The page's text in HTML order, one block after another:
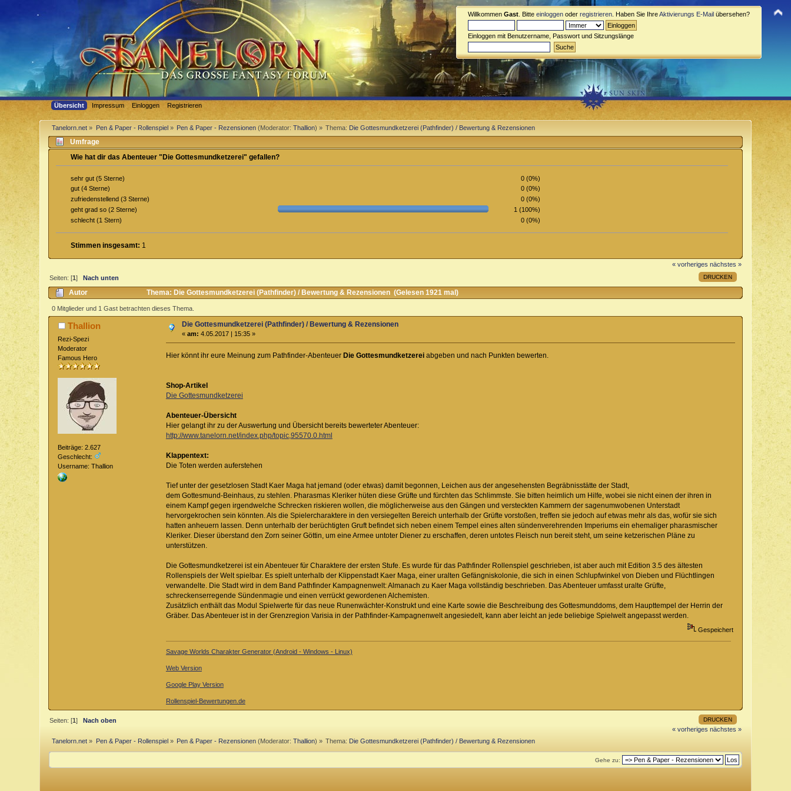
Willkommen Gast . Bitte einloggen oder registrieren . Haben Sie IhreAktivierungs E-Mail übersehen?
Einloggen mit Benutzername, Passwort und Sitzungslänge
Übersicht Impressum Einloggen Registrieren
Tanelorn.net » Pen & Paper - Rollenspiel» Pen & Paper - Rezensionen (Moderator:Thallion) » Thema: Die Gottesmundketzerei (Pathfinder) / Bewertung & Rezensionen
Umfrage
Wie hat dir das Abenteuer "Die Gottesmundketzerei" gefallen?
sehr gut (5 Sterne)
0 (0%)
gut (4 Sterne)
0 (0%)
zufriedenstellend (3 Sterne)
0 (0%)
geht grad so (2 Sterne)
1 (100%)
schlecht (1 Stern)
0 (0%)
Stimmen insgesamt: 1
« vorheriges nächstes »
DRUCKEN
Seiten: [1]Nach unten
Autor Thema: Die Gottesmundketzerei (Pathfinder) / Bewertung & Rezensionen (Gelesen 1921 mal)
0 Mitglieder und 1 Gast betrachten dieses Thema.
Thallion
Rezi-Spezi
Moderator
Famous Hero
Beiträge: 2.627
Geschlecht:
Username: Thallion
Die Gottesmundketzerei (Pathfinder) / Bewertung & Rezensionen
«am: 4.05.2017 | 15:35 »
Hier könnt ihr eure Meinung zum Pathfinder-Abenteuer Die Gottesmundketzereiabgeben und nach Punkten bewerten.
Shop-Artikel
Die Gottesmundketzerei
Abenteuer-Übersicht
Hier gelangt ihr zu der Auswertung und Übersicht bereits bewerteter Abenteuer:
http://www.tanelorn.net/index.php/topic,95570.0.html
Klappentext:
Die Toten werden auferstehen
Tief unter der gesetzlosen Stadt Kaer Maga hat jemand (oder etwas) damit begonnen, Leichen aus der angesehensten Begräbnisstätte der Stadt,
dem Gottesmund-Beinhaus, zu stehlen. Pharasmas Kleriker hüten diese Grüfte und fürchten das Schlimmste. Sie bitten heimlich um Hilfe, wobei sie nicht einen der ihren in
einem Kampf gegen irgendwelche Schrecken riskieren wollen, die möglicherweise aus den Gängen und versteckten Kammern der sagenumwobenen Unterstadt
hervorgekrochen sein könnten. Als die Spielercharaktere in den versiegelten Bereich unterhalb der Grüfte vorstoßen, treffen sie jedoch auf etwas mehr als das, wofür sie sich
hatten anheuern lassen. Denn unterhalb der berüchtigten Gruft befindet sich neben einem Tempel eines alten sündenverehrenden Imperiums ein ehemaliger pharasmischer
Kleriker. Dieser überstand den Zorn seiner Göttin, um eine Armee untoter Diener zu erschaffen, deren untotes Fleisch nun bereit steht, um seine ketzerischen Pläne zu
unterstützen.
Die Gottesmundketzerei ist ein Abenteuer für Charaktere der ersten Stufe. Es wurde für das Pathfinder Rollenspiel geschrieben, ist aber auch mit Edition 3.5 des ältesten
Rollenspiels der Welt spielbar. Es spielt unterhalb der Klippenstadt Kaer Maga, einer uralten Gefängniskolonie, die sich in einen Schlupfwinkel von Dieben und Flüchtlingen
verwandelte. Die Stadt wird in dem Band Pathfinder Kampagnenwelt: Almanach zu Kaer Maga vollständig beschrieben. Das Abenteuer umfasst uralte Grüfte,
schreckenserregende Sündenmagie und einen verrückt gewordenen Alchemisten.
Zusätzlich enthält das Modul Spielwerte für das neue Runenwächter-Konstrukt und eine Karte sowie die Beschreibung des Gottesmunddoms, dem Haupttempel der Herrin der
Gräber. Das Abenteuer ist in der Grenzregion Varisia in der Pathfinder-Kampagnenwelt angesiedelt, kann aber leicht an jede beliebige Spielwelt angepasst werden.
Gespeichert
Savage Worlds Charakter Generator (Android - Windows - Linux)
Web Version
Google Play Version
Rollenspiel-Bewertungen.de
DRUCKEN
Seiten: [1]Nach oben
« vorheriges nächstes »
Tanelorn.net » Pen & Paper - Rollenspiel» Pen & Paper - Rezensionen (Moderator:Thallion) » Thema:Die Gottesmundketzerei (Pathfinder) / Bewertung & Rezensionen
Gehe zu: